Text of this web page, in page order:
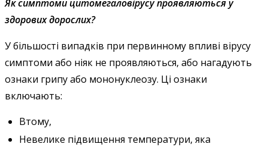
Як симптоми цитомегаловірусу проявляються у
здорових дорослих?
У більшості випадків при первинному впливі вірусу
симптоми або ніяк не проявляються, або нагадують
ознаки грипу або мононуклеозу. Ці ознаки
включають:
Втому,
Невелике підвищення температури, яка